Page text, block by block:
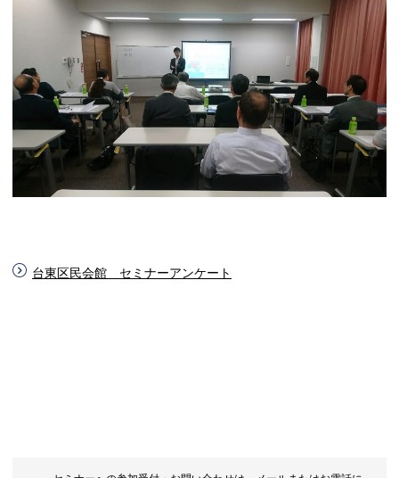
台東区民会館 セミナーアンケート